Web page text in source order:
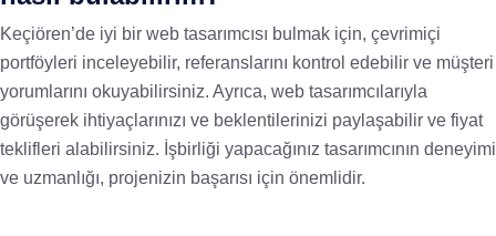
Keçiören’de iyi bir web tasarımcısı bulmak için, çevrimiçi
portföyleri inceleyebilir, referanslarını kontrol edebilir ve müşteri
yorumlarını okuyabilirsiniz. Ayrıca, web tasarımcılarıyla
görüşerek ihtiyaçlarınızı ve beklentilerinizi paylaşabilir ve fiyat
teklifleri alabilirsiniz. İşbirliği yapacağınız tasarımcının deneyimi
ve uzmanlığı, projenizin başarısı için önemlidir.